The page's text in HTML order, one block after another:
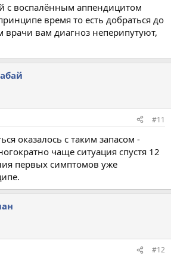
с воспалённым аппендицитом
время то есть добраться до
врачи вам диагноз неперипутуют,
#11
оказалось с таким запасом -
чаще ситуация спустя 12
первых симптомов уже
#12